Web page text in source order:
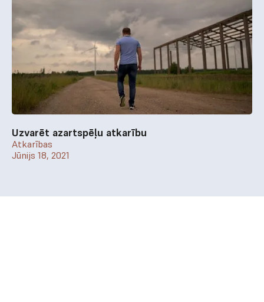
Uzvarēt azartspēļu atkarību
Atkarības
Jūnijs 18, 2021